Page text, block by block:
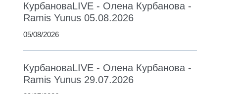
КурбановаLIVE - Олена Курбанова -
Ramis Yunus 05.08.2026
05/08/2026
КурбановаLIVE - Олена Курбанова -
Ramis Yunus 29.07.2026